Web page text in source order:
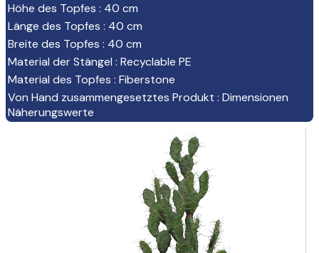
Höhe des Topfes : 40 cm
Länge des Topfes : 40 cm
Breite des Topfes : 40 cm
Material der Stängel : Recyclable PE
Material des Topfes : Fiberstone
Von Hand zusammengesetztes Produkt : Dimensionen
Näherungswerte